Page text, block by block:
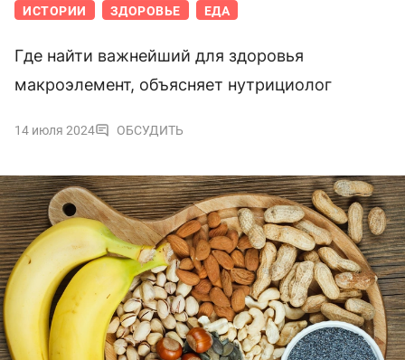
ИСТОРИИ ЗДОРОВЬЕ ЕДА
Где найти важнейший для здоровья
макроэлемент, объясняет нутрициолог
14 июля 2024 ОБСУДИТЬ